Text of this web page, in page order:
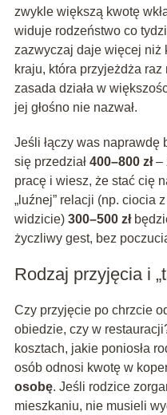
zwykle większą kwotę
widuje rodzeństwo co
zazwyczaj daje więcej niż
kraju, która przyjeżdża
zasada działa w
jej głośno nie nazwał.
Jeśli łączy was naprawdę
się przedział 400–800 zł–
pracę i wiesz, że stać cię
„luźnej” relacji (np. ciocia
widzicie) 300–500 zł
życzliwy gest, bez
Rodzaj przyjęcia i
Czy przyjęcie po chrzcie
obiedzie, czy w
kosztach, jakie poniosła
osób odnosi kwotę w
osobę. Jeśli rodzice
mieszkaniu, nie musieli